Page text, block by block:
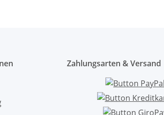
Zahlungsarten & Versand